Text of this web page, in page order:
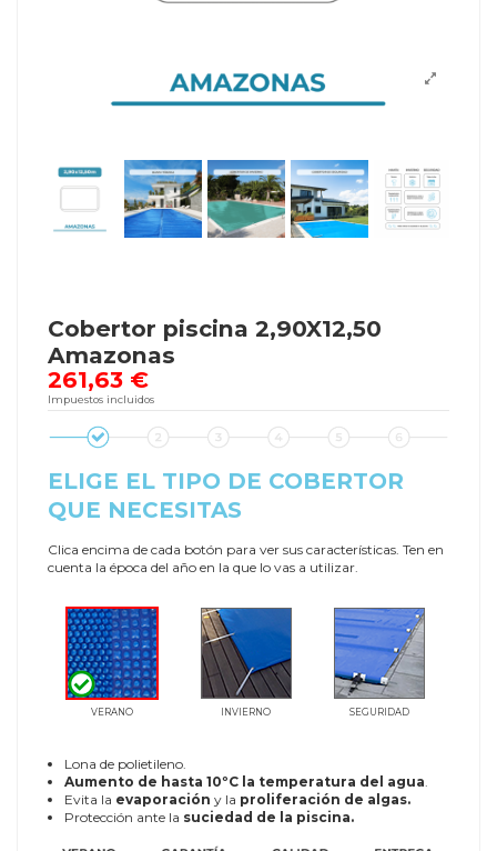
Cobertor piscina 2,90X12,50
Amazonas
261,63 €
Impuestos incluidos
ELIGE EL TIPO DE COBERTOR
QUE NECESITAS
Clica encima de cada botón para ver sus características. Ten en
cuenta la época del año en la que lo vas a utilizar.
VERANO INVIERNO SEGURIDAD
Lona de polietileno.
Aumento de hasta 10ºC la temperatura del agua.
Evita la evaporación y la proliferación de algas.
Protección ante la suciedad de la piscina.